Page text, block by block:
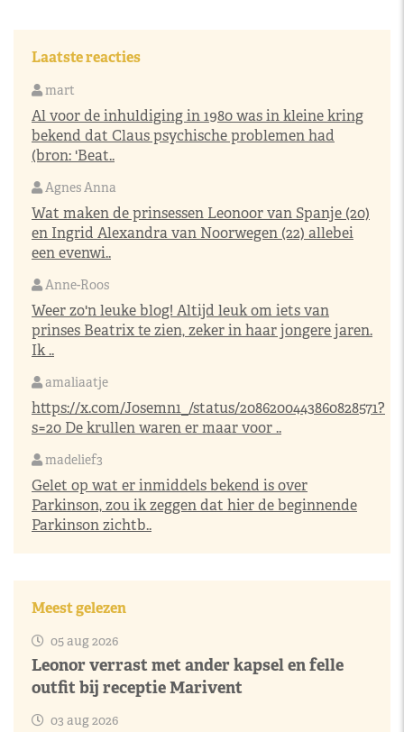
Laatste reacties
mart
Al voor de inhuldiging in 1980 was in kleine kring
bekend dat Claus psychische problemen had
(bron: 'Beat..
Agnes Anna
Wat maken de prinsessen Leonoor van Spanje (20)
en Ingrid Alexandra van Noorwegen (22) allebei
een evenwi..
Anne-Roos
Weer zo'n leuke blog! Altijd leuk om iets van
prinses Beatrix te zien, zeker in haar jongere jaren.
Ik ..
amaliaatje
https://x.com/Josemn1_/status/2086200443860828571?
s=20 De krullen waren er maar voor ..
madelief3
Gelet op wat er inmiddels bekend is over
Parkinson, zou ik zeggen dat hier de beginnende
Parkinson zichtb..
Meest gelezen
05 aug 2026
Leonor verrast met ander kapsel en felle
outfit bij receptie Marivent
03 aug 2026